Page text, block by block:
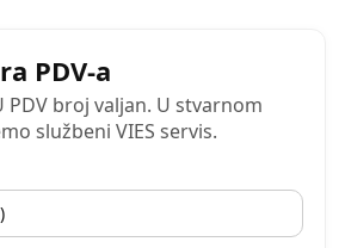
PDV-a
PDV broj valjan. U stvarnom
službeni VIES servis.